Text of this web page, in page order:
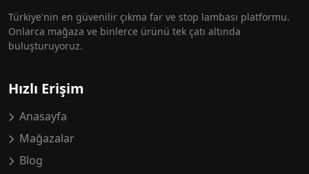
Türkiye'nin en güvenilir çıkma far ve stop lambası platformu.
Onlarca mağaza ve binlerce ürünü tek çatı altında
buluşturuyoruz.
Hızlı Erişim
Anasayfa
Mağazalar
Blog